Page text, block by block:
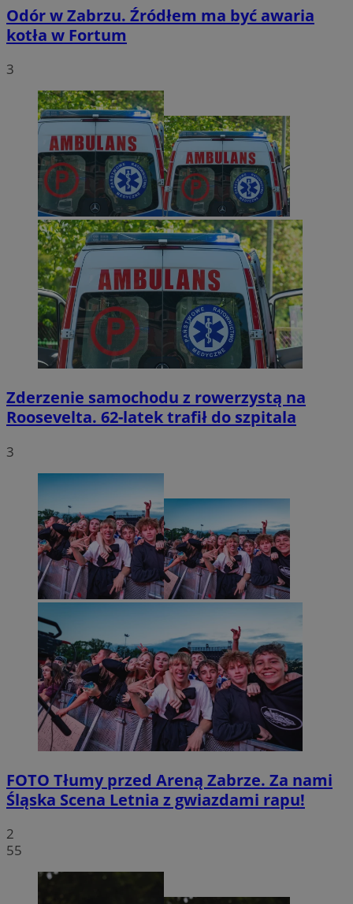
Odór w Zabrzu. Źródłem ma być awaria
kotła w Fortum
3
Zderzenie samochodu z rowerzystą na
Roosevelta. 62-latek trafił do szpitala
3
FOTO Tłumy przed Areną Zabrze. Za nami
Śląska Scena Letnia z gwiazdami rapu!
2
55